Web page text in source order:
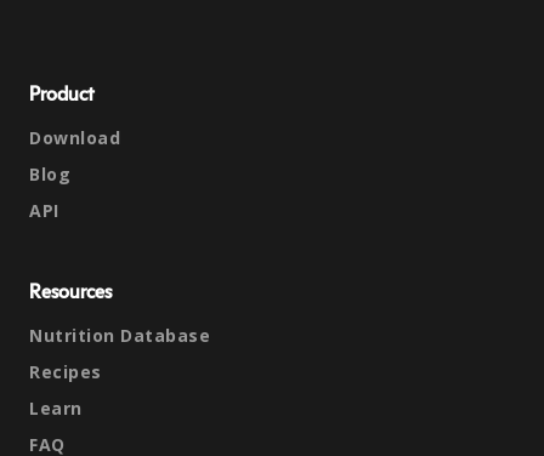
Product
Download
Blog
API
Resources
Nutrition Database
Recipes
Learn
FAQ